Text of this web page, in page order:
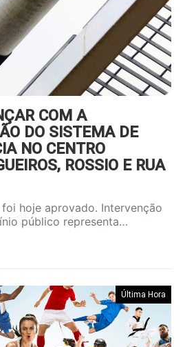
COM A
DO SISTEMA DE
NO CENTRO
ROSSIO E RUA
hoje aprovado. Intervenção
público representa…
Última Hora